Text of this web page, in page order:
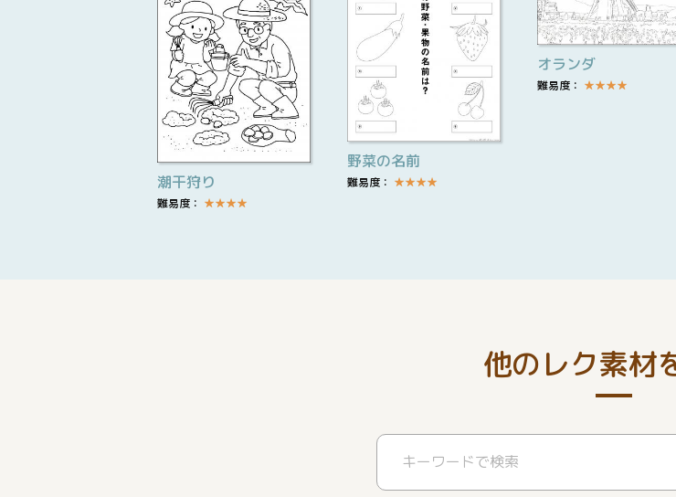
潮干狩り
難易度： ★★★★
野菜の名前
難易度： ★★★★
オランダ
難易度： ★★★★
他のレク素材